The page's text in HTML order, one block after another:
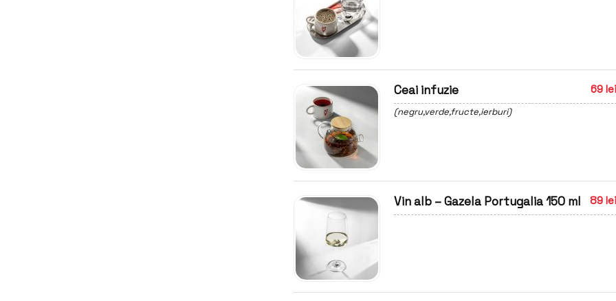
Ceai infuzie 69 lei
(negru,verde,fructe,ierburi)
Vin alb – Gazela Portugalia 150 ml 89 lei